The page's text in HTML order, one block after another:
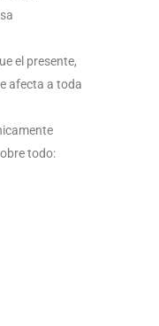
el presente,
afecta a toda
todo: